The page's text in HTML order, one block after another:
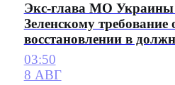
Экс-глава МО
Зеленскому требование
восстановлении в
03:50
8 АВГ